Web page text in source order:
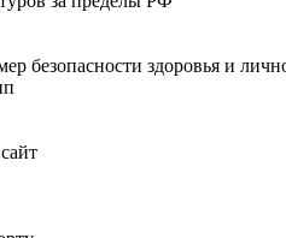
безопасности здоровья и